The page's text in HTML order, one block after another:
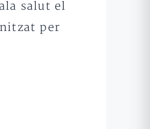
salut el
per